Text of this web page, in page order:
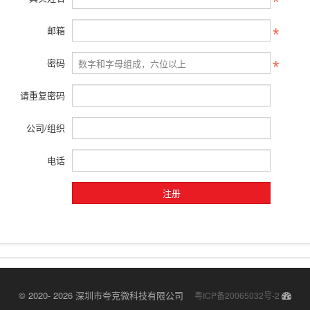
邮箱
密码
请重复密码
公司/组织
电话
© 2020- 2026 深圳市夸克微科技有限公司 粤ICP备20065032号-2